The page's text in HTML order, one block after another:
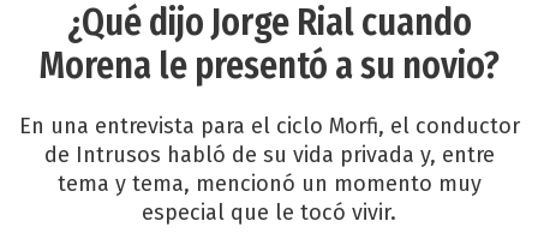
¿Qué dijo Jorge Rial cuando
Morena le presentó a su novio?
En una entrevista para el ciclo Morfi, el conductor
de Intrusos habló de su vida privada y, entre
tema y tema, mencionó un momento muy
especial que le tocó vivir.